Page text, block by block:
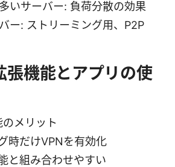
いサーバー: 負荷分散の効果
ー: ストリーミング用、P2P
張機能とアプリの使
メリット
時だけVPNを有効化
と組み合わせやすい